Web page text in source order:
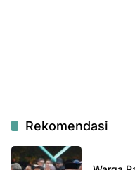
Rekomendasi